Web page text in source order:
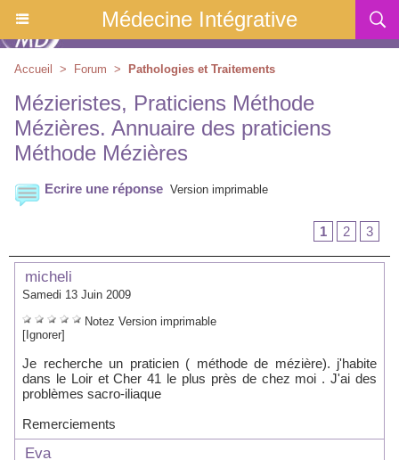
Médecine Intégrative
Accueil > Forum > Pathologies et Traitements
Mézieristes, Praticiens Méthode
Mézières. Annuaire des praticiens
Méthode Mézières
Ecrire une réponse Version imprimable
1 2 3
micheli
Samedi 13 Juin 2009
Notez Version imprimable
[Ignorer]
Je recherche un praticien ( méthode de mézière). j'habite
dans le Loir et Cher 41 le plus près de chez moi . J'ai des
problèmes sacro-iliaque
Remerciements
Eva